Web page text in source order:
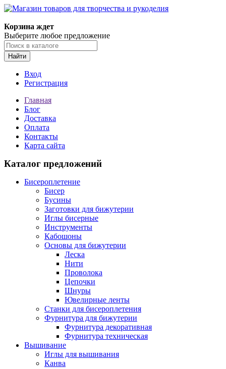
Корзина ждет
Выберите любое предложение
Найти
Вход
Регистрация
Главная
Блог
Доставка
Оплата
Контакты
Карта сайта
Каталог предложений
Бисероплетение
Бисер
Бусины
Заготовки для бижутерии
Иглы бисерные
Инструменты
Кабошоны
Основы для бижутерии
Леска
Нити
Проволока
Цепочки
Шнуры
Ювелирные ленты
Станки для бисероплетения
Фурнитура для бижутерии
Фурнитура декоративная
Фурнитура техническая
Вышивание
Иглы для вышивания
Канва